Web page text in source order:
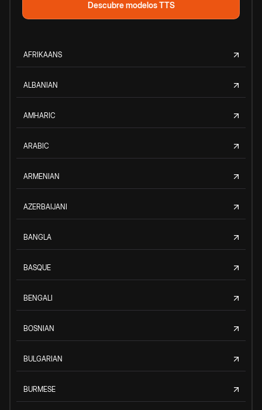
Descubre modelos TTS
AFRIKAANS
ALBANIAN
AMHARIC
ARABIC
ARMENIAN
AZERBAIJANI
BANGLA
BASQUE
BENGALI
BOSNIAN
BULGARIAN
BURMESE